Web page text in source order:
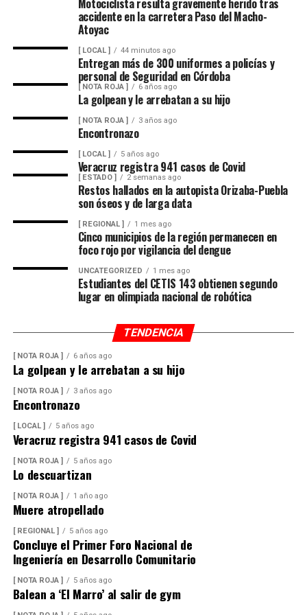
La sentencia representa uno de los primeros fallos
derivados de aquel operativo y confirma la
responsabilidad penal de los exuniformados por delitos
relacionados con la posesión de droga y el
incumplimiento de sus funciones como servidores
públicos.
Hasta el momento no se ha informado si el fuego fue
provocado por una falla mecánica, un cortocircuito o
algún otro factor, por lo que serán las investigaciones
correspondientes las que determinen el origen del
siniestro.
Motociclista resulta gravemente herido tras
accidente en la carretera Paso del Macho-
Atoyac
[ LOCAL ] 44 minutos ago
Entregan más de 300 uniformes a policías y
personal de Seguridad en Córdoba
[ NOTA ROJA ] 6 años ago
La golpean y le arrebatan a su hijo
[ NOTA ROJA ] 3 años ago
Encontronazo
[ LOCAL ] 5 años ago
Veracruz registra 941 casos de Covid
[ ESTADO ] 2 semanas ago
Restos hallados en la autopista Orizaba-Puebla
son óseos y de larga data
[ REGIONAL ] 1 mes ago
Cinco municipios de la región permanecen en
foco rojo por vigilancia del dengue
UNCATEGORIZED 1 mes ago
Estudiantes del CETIS 143 obtienen segundo
lugar en olimpiada nacional de robótica
TENDENCIA
[ NOTA ROJA ] 6 años ago
La golpean y le arrebatan a su hijo
[ NOTA ROJA ] 3 años ago
Encontronazo
[ LOCAL ] 5 años ago
Veracruz registra 941 casos de Covid
[ NOTA ROJA ] 5 años ago
Lo descuartizan
[ NOTA ROJA ] 1 año ago
Muere atropellado
[ REGIONAL ] 5 años ago
Concluye el Primer Foro Nacional de
Ingeniería en Desarrollo Comunitario
[ NOTA ROJA ] 5 años ago
Balean a ‘El Marro’ al salir de gym